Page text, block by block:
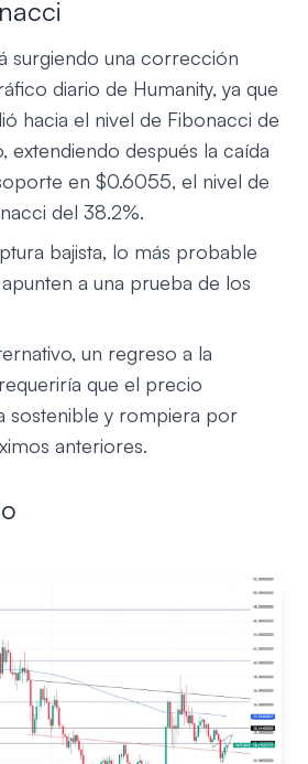
surgiendo una corrección
diario de Humanity, ya que
hacia el nivel de Fibonacci de
después la caída
en $0.6055, el nivel de
del 38.2%.
bajista, lo más probable
a una prueba de los
un regreso a la
que el precio
sostenible y rompiera por
anteriores.